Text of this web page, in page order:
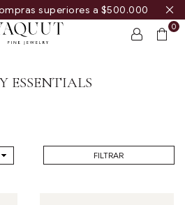
superiores a $500.000
0
ESSENTIALS
FILTRAR